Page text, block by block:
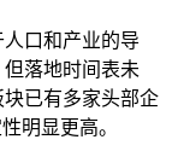
口和产业的导
落地时间表未
已有多家头部企
明显更高。